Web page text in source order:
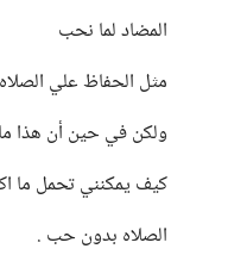
المضاد لما نحب
مثل الحفاظ علي
ولكن في حين أن هذا
كيف يمكنني تحمل ما
الصلاه بدون حب .